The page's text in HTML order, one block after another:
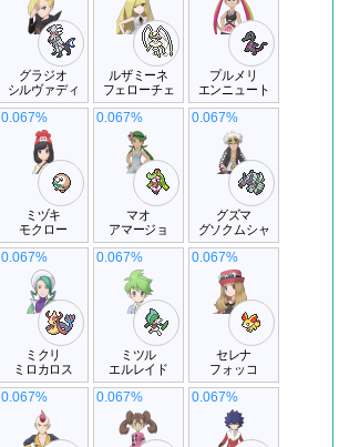
グラジオ
シルヴァディ
ルザミーネ
フェローチェ
プルメリ
エンニュート
ミヅキ
モクロー
0.067%
マオ
アマージョ
0.067%
グズマ
グソクムシャ
0.067%
ミクリ
ミロカロス
0.067%
ミツル
エルレイド
0.067%
セレナ
フォッコ
0.067%
0.067% 0.067% 0.067%